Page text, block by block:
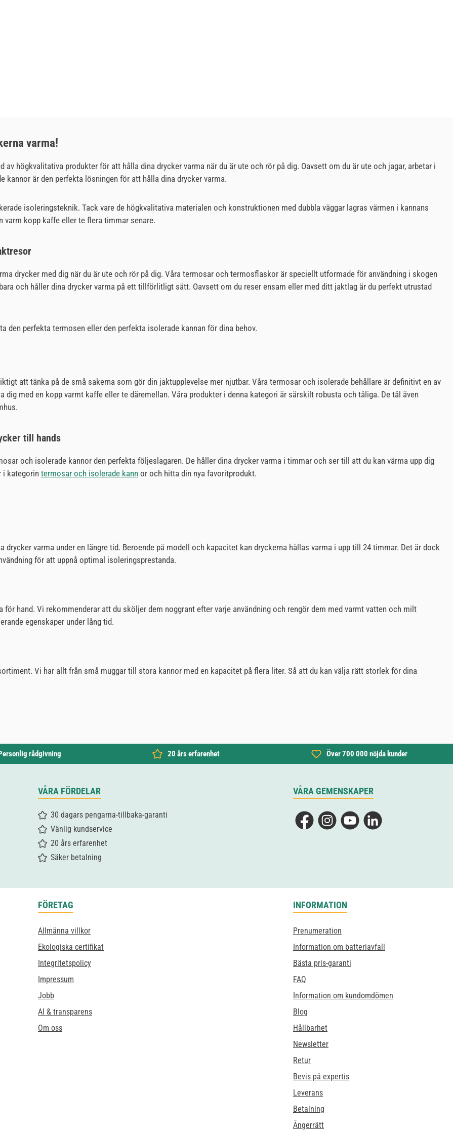
varma!
högkvalitativa produkter för att hålla dina drycker varma när du är ute och rör på dig. Oavsett om du är ute och jagar, arbetar i
är den perfekta lösningen för att hålla dina drycker varma.
isoleringsteknik. Tack vare de högkvalitativa materialen och konstruktionen med dubbla väggar lagras värmen i kannans
varm kopp kaffe eller te flera timmar senare.
drycker med dig när du är ute och rör på dig. Våra termosar och termosflaskor är speciellt utformade för användning i skogen
och håller dina drycker varma på ett tillförlitligt sätt. Oavsett om du reser ensam eller med ditt jaktlag är du perfekt utrustad
den perfekta termosen eller den perfekta isolerade kannan för dina behov.
att tänka på de små sakerna som gör din jaktupplevelse mer njutbar. Våra termosar och isolerade behållare är definitivt en av
dig med en kopp varmt kaffe eller te däremellan. Våra produkter i denna kategori är särskilt robusta och tåliga. De tål även
till hands
och isolerade kannor den perfekta följeslagaren. De håller dina drycker varma i timmar och ser till att du kan värma upp dig
i kategorin termosar och isolerade kann or och hitta din nya favoritprodukt.
varma under en längre tid. Beroende på modell och kapacitet kan dryckerna hållas varma i upp till 24 timmar. Det är dock
för att uppnå optimal isoleringsprestanda.
hand. Vi rekommenderar att du sköljer dem noggrant efter varje användning och rengör dem med varmt vatten och milt
egenskaper under lång tid.
Vi har allt från små muggar till stora kannor med en kapacitet på flera liter. Så att du kan välja rätt storlek för dina
rådgivning 20 års erfarenhet Över 700 000 nöjda kunder
VÅRA FÖRDELAR
30 dagars pengarna-tillbaka-garanti
Vänlig kundservice
20 års erfarenhet
Säker betalning
VÅRA GEMENSKAPER
FacebookInstagramYouTubeLinkedIn
FÖRETAG
Allmänna villkor
Ekologiska certifikat
Integritetspolicy
Impressum
Jobb
AI & transparens
Om oss
INFORMATION
Prenumeration
Information om batteriavfall
Bästa pris-garanti
FAQ
Information om kundomdömen
Blog
Hållbarhet
Newsletter
Retur
Bevis på expertis
Leverans
Betalning
Ångerrätt